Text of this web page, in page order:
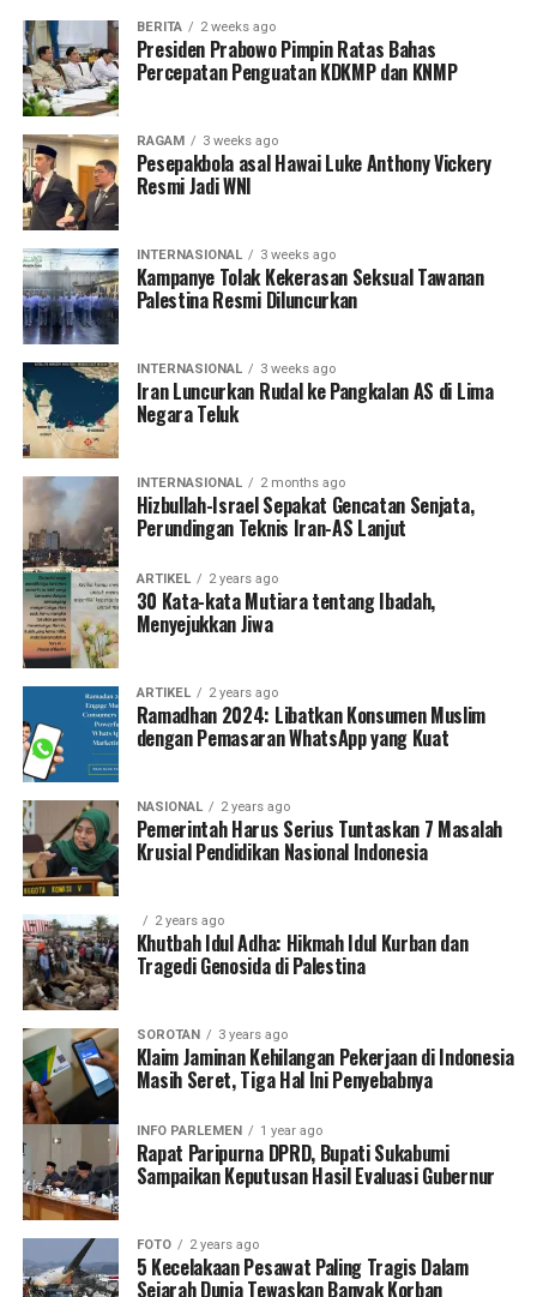
BERITA 2 weeks ago
Presiden Prabowo Pimpin Ratas Bahas
Percepatan Penguatan KDKMP dan KNMP
RAGAM 3 weeks ago
Pesepakbola asal Hawai Luke Anthony Vickery
Resmi Jadi WNI
INTERNASIONAL 3 weeks ago
Kampanye Tolak Kekerasan Seksual Tawanan
Palestina Resmi Diluncurkan
INTERNASIONAL 3 weeks ago
Iran Luncurkan Rudal ke Pangkalan AS di Lima
Negara Teluk
INTERNASIONAL 2 months ago
Hizbullah-Israel Sepakat Gencatan Senjata,
Perundingan Teknis Iran-AS Lanjut
ARTIKEL 2 years ago
30 Kata-kata Mutiara tentang Ibadah,
Menyejukkan Jiwa
ARTIKEL 2 years ago
Ramadhan 2024: Libatkan Konsumen Muslim
dengan Pemasaran WhatsApp yang Kuat
NASIONAL 2 years ago
Pemerintah Harus Serius Tuntaskan 7 Masalah
Krusial Pendidikan Nasional Indonesia
2 years ago
Khutbah Idul Adha: Hikmah Idul Kurban dan
Tragedi Genosida di Palestina
SOROTAN 3 years ago
Klaim Jaminan Kehilangan Pekerjaan di Indonesia
Masih Seret, Tiga Hal Ini Penyebabnya
INFO PARLEMEN 1 year ago
Rapat Paripurna DPRD, Bupati Sukabumi
Sampaikan Keputusan Hasil Evaluasi Gubernur
FOTO 2 years ago
5 Kecelakaan Pesawat Paling Tragis Dalam
Sejarah Dunia Tewaskan Banyak Korban